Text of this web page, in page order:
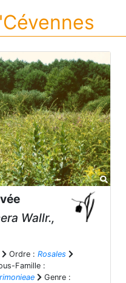
Wallr.,
Ordre : Rosales
Famille :
Genre :